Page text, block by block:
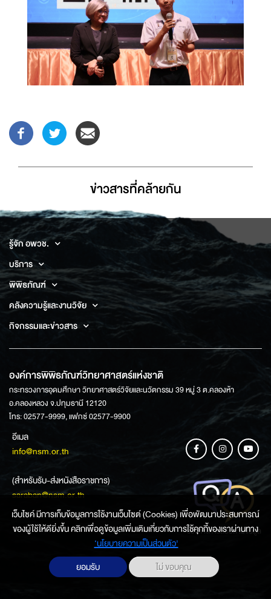
ข่าวสารที่่คล้ายกัน
รู้จัก อพวช.
บริการ
พิพิธภัณฑ์
คลังความรู้และงานวิจัย
กิจกรรมและข่าวสาร
องค์การพิพิธภัณฑ์วิทยาศาสตร์แห่งชาติ
กระทรวงการอุดมศึกษา วิทยาศาสตร์วิจัยและนวัตกรรม 39 หมู่ 3 ต.คลองห้า
อ.คลองหลวง จ.ปทุมธานี 12120
โทร: 02577-9999, แฟกซ์ 02577-9900
อีเมล
info@nsm.or.th
(สำหรับรับ-ส่งหนังสือราชการ)
saraban@nsm.or.th
ช่องทางการสอบถามข้อมูล
เว็บไซค์ มีการเก็บข้อมูลการใช้งานเว็บไซต์ (Cookies) เพื่อพัฒนาประสบการณ์
ของผู้ใช้ให้ดียิ่งขึ้น คลิกเพื่อดูข้อมูลเพิ่มเติมเกี่ยวกับการใช้คุกกี้ของเราผ่านทาง
‘นโยบายความเป็นส่วนตัว'
ยอมรับ
ไม่ ขอบคุณ